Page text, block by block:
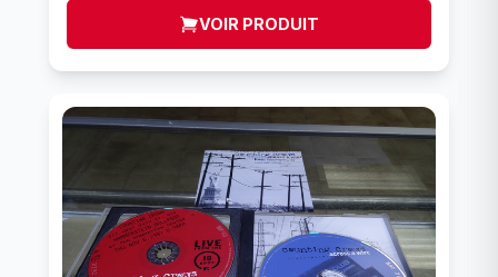
VOIR PRODUIT